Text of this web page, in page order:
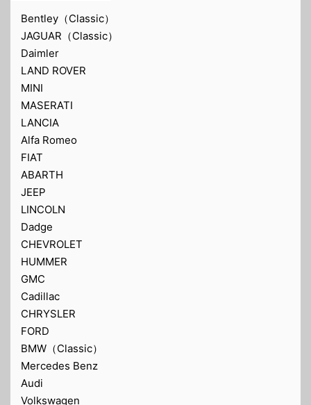
Bentley（Classic）
JAGUAR（Classic）
Daimler
LAND ROVER
MINI
MASERATI
LANCIA
Alfa Romeo
FIAT
ABARTH
JEEP
LINCOLN
Dadge
CHEVROLET
HUMMER
GMC
Cadillac
CHRYSLER
FORD
BMW（Classic）
Mercedes Benz
Audi
Volkswagen